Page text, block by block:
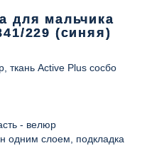
для мальчика
229 (синяя)
ткань Active Plus сосбо
- велюр
одним слоем, подкладка